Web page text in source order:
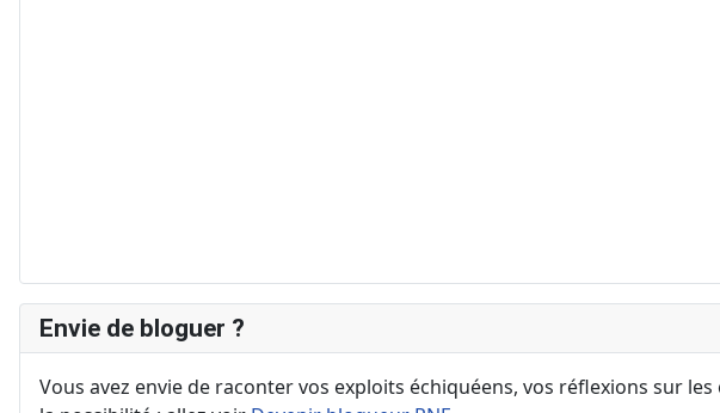
Envie de bloguer ?
Vous avez envie de raconter vos exploits échiquéens, vos réflexions sur